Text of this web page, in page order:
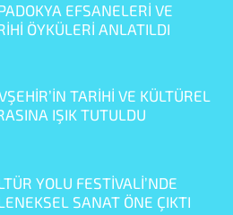
EFSANELERİ VE
ÖYKÜLERİ ANLATILDI
TARİHİ VE KÜLTÜREL
IŞIK TUTULDU
YOLU FESTİVALİ’NDE
SANAT ÖNE ÇIKTI